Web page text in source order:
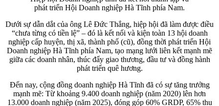
phát triển Hội Doanh nghiệp Hà Tĩnh phía Nam.
Dưới sự dẫn dắt của ông Lê Đức Thắng, hiệp hội đã làm được điều
“chưa từng có tiền lệ” – đó là kết nối và kiện toàn 13 hội doanh
nghiệp cấp huyện, thị xã, thành phố (cũ), đồng thời phát triển Hội
Doanh nghiệp Hà Tĩnh phía Nam, tạo mạng lưới liên kết mạnh mẽ
giữa các doanh nhân, thúc đẩy giao thương, đầu tư và đồng hành
phát triển quê hương.
Đến nay, cộng đồng doanh nghiệp Hà Tĩnh đã có sự tăng trưởng
mạnh mẽ: Từ khoảng 9.400 doanh nghiệp (năm 2020) lên hơn
13.000 doanh nghiệp (năm 2025), đóng góp 60% GRDP, 65% thu